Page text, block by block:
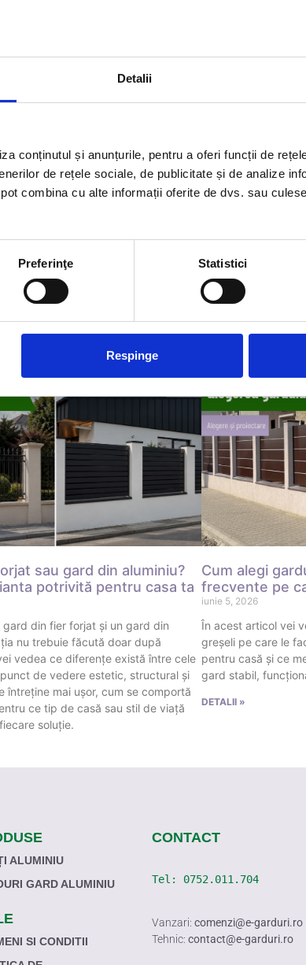
Detalii
conținutul și anunțurile, pentru a oferi funcții de
de rețele sociale, de publicitate și de analize
combina cu alte informații oferite de dvs. sau
Preferinţe Statistici
Respinge
de garduri, poți introduce dimensiunile
cu diferite opțiuni de stil și culoare și să
cum se potrivește cu mediul înconjurător, cu stilul
care sunt mai opace sau transparente și cu
convenabilă de a experimenta cu diferite modele și
perfectă pentru casa ta și vei avea un gard
specialiștii din echipae-gardruri.ropentru a stabili
sau gard din aluminiu?
potrivită pentru casa ta
gard din fier forjat și un gard din
nu trebuie făcută doar după
vedea ce diferențe există între cele
de vedere estetic, structural și
întreține mai ușor, cum se comportă
ce tip de casă sau stil de viață
soluție.
Cum alegi
frecvente pe
iunie 5, 2026
În acest articol vei
greșeli pe care le
pentru casă și ce
gard stabil,
DETALII »
ALUMINIU
GARD ALUMINIU
SI CONDITII
CONTACT
Tel: 0752.011.704
Vanzari: comenzi@e-garduri.ro
Tehnic: contact@e-garduri.ro